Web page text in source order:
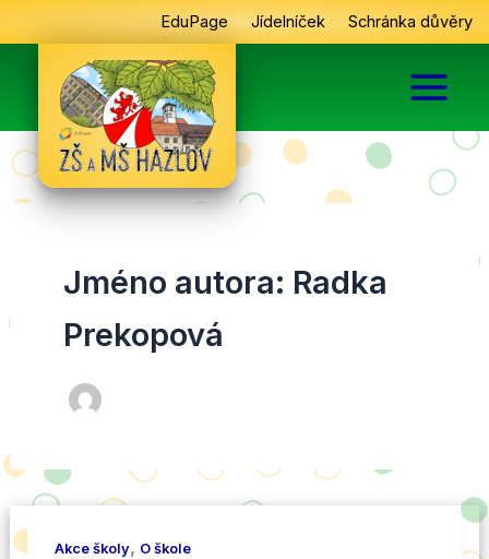
na
EduPage Jídelníček Schránka důvěry
Jméno autora: Radka
Prekopová
Akce školy, O škole